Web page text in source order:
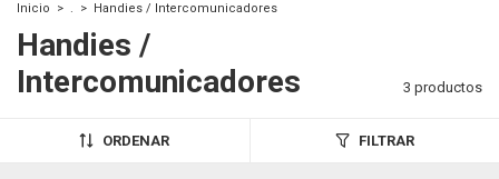
Inicio > . > Handies / Intercomunicadores
Handies /
Intercomunicadores
3 productos
ORDENAR FILTRAR